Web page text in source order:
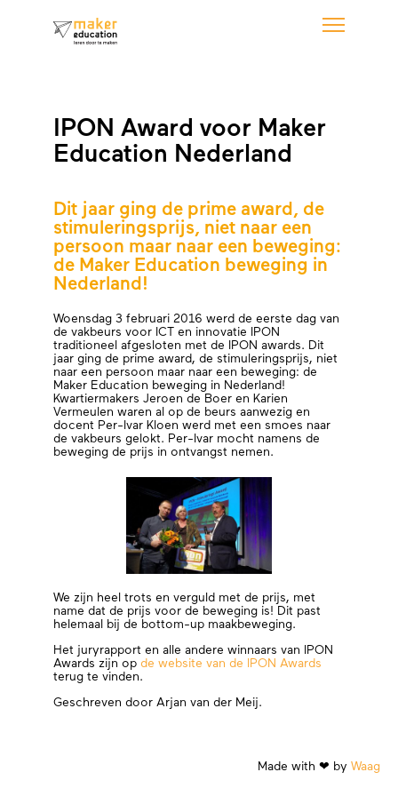
IPON Award voor Maker
Education Nederland
Dit jaar ging de prime award, de
stimuleringsprijs, niet naar een
persoon maar naar een beweging:
de Maker Education beweging in
Nederland!
Woensdag 3 februari 2016 werd de eerste dag van
de vakbeurs voor ICT en innovatie IPON
traditioneel afgesloten met de IPON awards. Dit
jaar ging de prime award, de stimuleringsprijs, niet
naar een persoon maar naar een beweging: de
Maker Education beweging in Nederland!
Kwartiermakers Jeroen de Boer en Karien
Vermeulen waren al op de beurs aanwezig en
docent Per-Ivar Kloen werd met een smoes naar
de vakbeurs gelokt. Per-Ivar mocht namens de
beweging de prijs in ontvangst nemen.
We zijn heel trots en verguld met de prijs, met
name dat de prijs voor de beweging is! Dit past
helemaal bij de bottom-up maakbeweging.
Het juryrapport en alle andere winnaars van IPON
Awards zijn op de website van de IPON Awards
terug te vinden.
Geschreven door Arjan van der Meij.
Made with ❤︎ by Waag